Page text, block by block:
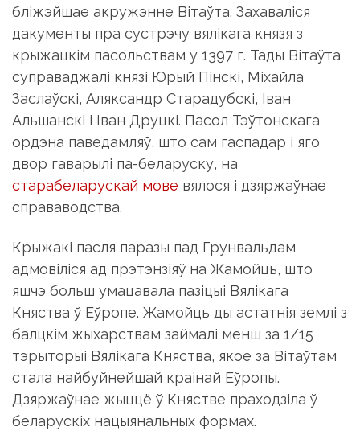
бліжэйшае акружэнне Вітаўта. Захаваліся
дакументы пра сустрэчу вялікага князя з
крыжацкім пасольствам у 1397 г. Тады Вітаўта
суправаджалі князі Юрый Пінскі, Міхайла
Заслаўскі, Аляксандр Старадубскі, Іван
Альшанскі і Іван Друцкі. Пасол Тэўтонскага
ордэна паведамляў, што сам гаспадар і яго
двор гаварылі па-беларуску, на
старабеларускай мове вялося і дзяржаўнае
справаводства.
Крыжакі пасля паразы пад Грунвальдам
адмовіліся ад прэтэнзіяў на Жамойць, што
яшчэ больш умацавала пазіцыі Вялікага
Княства ў Еўропе. Жамойць ды астатнія землі з
балцкім жыхарствам займалі менш за 1/15
тэрыторыі Вялікага Княства, якое за Вітаўтам
стала найбуйнейшай краінай Еўропы.
Дзяржаўнае жыццё ў Княстве праходзіла ў
беларускіх нацыянальных формах.